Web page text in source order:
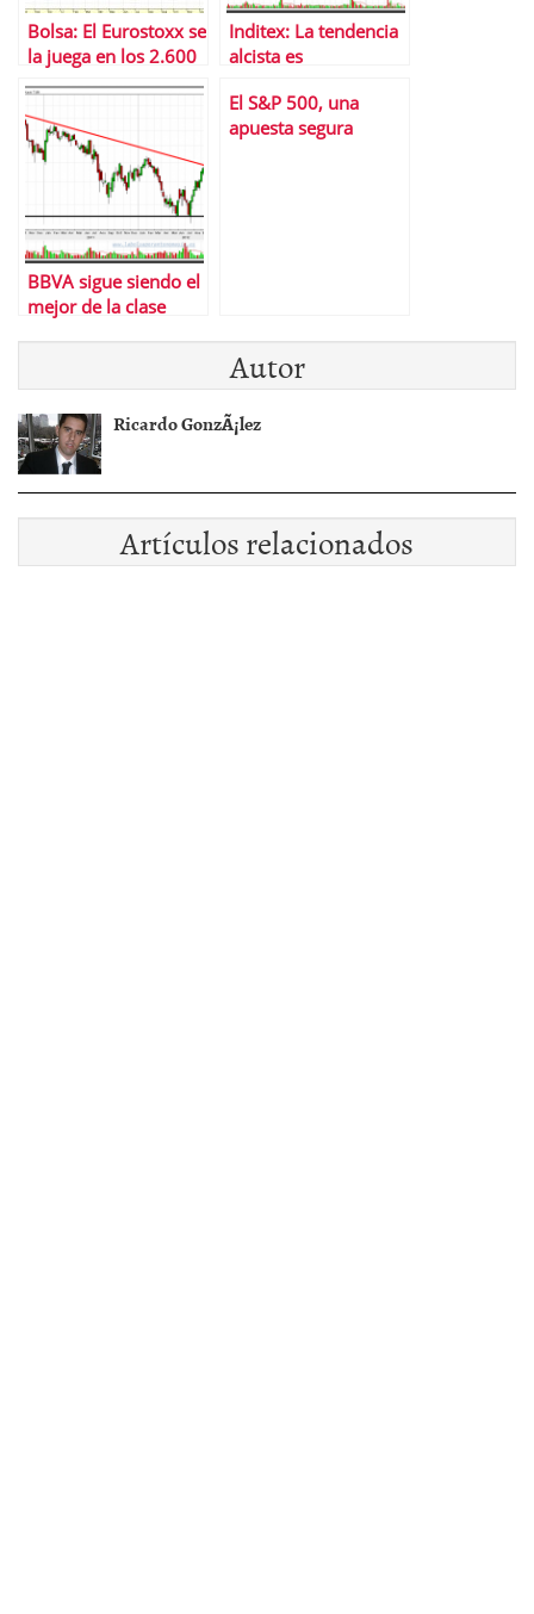
Bolsa: El Eurostoxx se
la juega en los 2.600
puntos
Inditex: La tendencia
alcista es
BBVA sigue siendo el
mejor de la clase
El S&P 500, una
apuesta segura
Autor
Ricardo GonzÃ¡lez
Artículos relacionados